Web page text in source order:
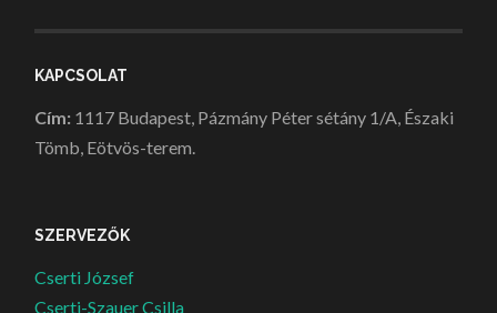
KAPCSOLAT
Cím: 1117 Budapest, Pázmány Péter sétány 1/A, Északi
Tömb, Eötvös-terem.
SZERVEZŐK
Cserti József
Cserti-Szauer Csilla